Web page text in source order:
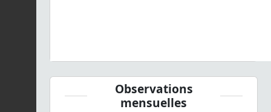
Observations
mensuelles